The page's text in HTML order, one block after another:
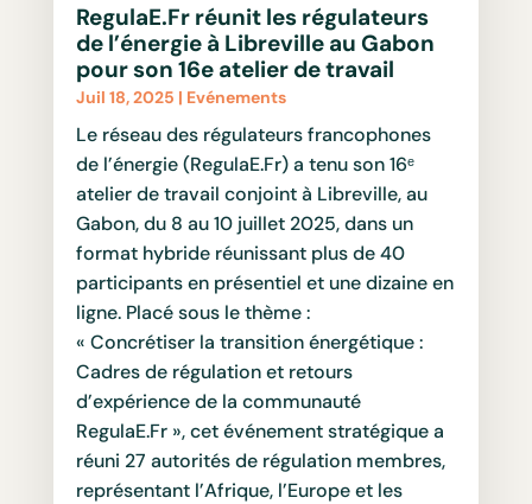
RegulaE.Fr réunit les régulateurs
de l’énergie à Libreville au Gabon
pour son 16e atelier de travail
Juil 18, 2025 | Evénements
Le réseau des régulateurs francophones
de l’énergie (RegulaE.Fr) a tenu son 16ᵉ
atelier de travail conjoint à Libreville, au
Gabon, du 8 au 10 juillet 2025, dans un
format hybride réunissant plus de 40
participants en présentiel et une dizaine en
ligne. Placé sous le thème :
« Concrétiser la transition énergétique :
Cadres de régulation et retours
d’expérience de la communauté
RegulaE.Fr », cet événement stratégique a
réuni 27 autorités de régulation membres,
représentant l’Afrique, l’Europe et les